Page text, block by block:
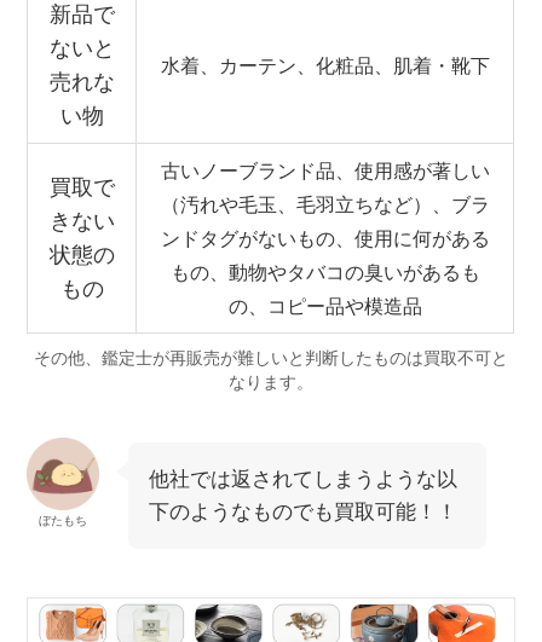
新品で
ないと
売れな
い物
水着、カーテン、化粧品、肌着・靴下
買取で
きない
状態の
もの
古いノーブランド品、使用感が著しい
（汚れや毛玉、毛羽立ちなど）、ブラ
ンドタグがないもの、使用に何がある
もの、動物やタバコの臭いがあるも
の、コピー品や模造品
その他、鑑定士が再販売が難しいと判断したものは買取不可と
なります。
ぼたもち
他社では返されてしまうような以
下のようなものでも買取可能！！